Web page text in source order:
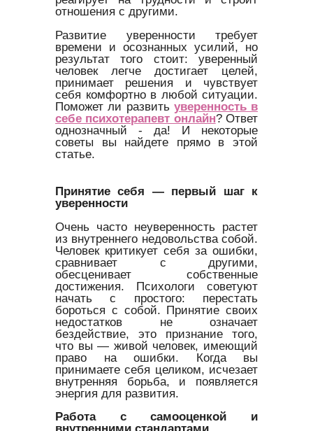
отношения с другими.
Развитие уверенности требует
времени и осознанных усилий, но
результат того стоит: уверенный
человек легче достигает целей,
принимает решения и чувствует
себя комфортно в любой ситуации.
Поможет ли развить уверенность в
себе психотерапевт онлайн? Ответ
однозначный - да! И некоторые
советы вы найдете прямо в этой
статье.
Принятие себя — первый шаг к
уверенности
Очень часто неуверенность растет
из внутреннего недовольства собой.
Человек критикует себя за ошибки,
сравнивает с другими,
обесценивает собственные
достижения. Психологи советуют
начать с простого: перестать
бороться с собой. Принятие своих
недостатков не означает
бездействие, это признание того,
что вы — живой человек, имеющий
право на ошибки. Когда вы
принимаете себя целиком, исчезает
внутренняя борьба, и появляется
энергия для развития.
Работа с самооценкой и